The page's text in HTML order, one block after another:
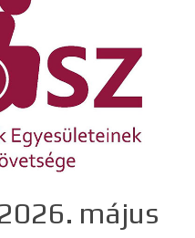
május